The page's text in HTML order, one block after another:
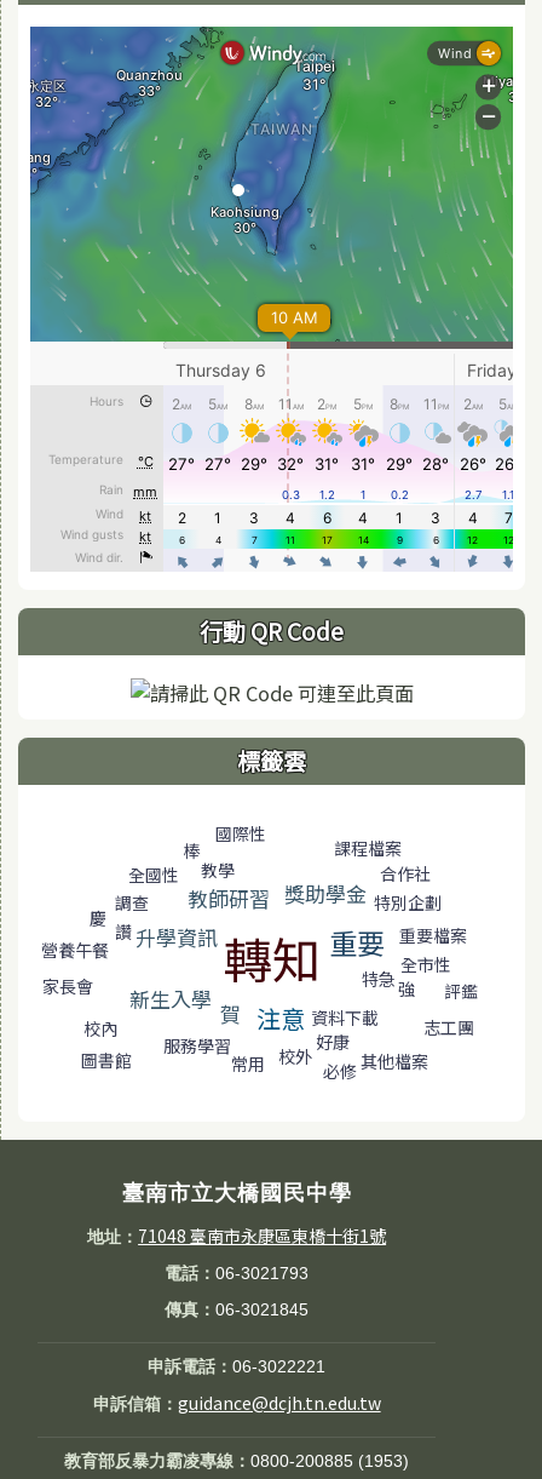
行動 QR Code
標籤雲
全國性
棒
國際性
教學
課程檔案
合作社
調查
教師研習 獎助學金
慶
特別企劃
營養午餐
讚 升學資訊 轉知 重要 重要檔案
家長會
全市性
新生入學
特急
賀
強
注意
評鑑
校內
資料下載
服務學習
志工團
圖書館
常用 校外
好康
必修其他檔案
臺南市立大橋國民中學
地址： 71048 臺南市永康區東橋十街1號
電話：06-3021793
傳真：06-3021845
申訴電話：06-3022221
申訴信箱： guidance@dcjh.tn.edu.tw
教育部反暴力霸凌專線：0800-200885 (1953)